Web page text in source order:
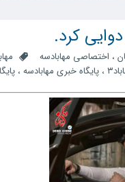
کرد.
، اختصاصی مهابادسه
،پایگاه خبری مهابادسه ،